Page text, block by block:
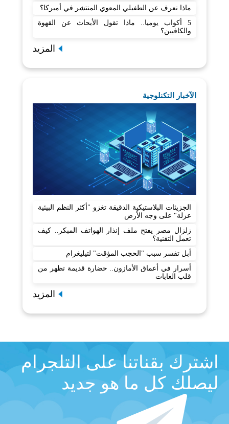
ماذا نعرف عن الطفيلي المعوي المنتشر في أميركا؟
5 أكواب يوميا.. ماذا تقول الأبحاث عن القهوة
والكافيين؟
المزيد
الآخبار التكنلوجية
الجزيئات البلاستيكية الدقيقة تغزو "أكثر النظم البيئية
عزلة" على وجه الأرض
زلزال مصر يفتح ملف إنذار الهواتف المبكر.. كيف
تعمل التقنية؟
أبل تفسر سبب "الحجب المؤقت" لتيليغرام
أسرار في أعماق الأمازون.. حضارة قديمة تظهر من
قلب الغابات
المزيد
اشترك بقناتنا على التلجرام
ليصلك كل ما هو جديد